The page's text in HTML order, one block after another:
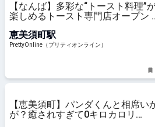
【なんば】多彩な“トースト料理”
楽しめるトースト専門店オープン |
恵美須町駅
PrettyOnline（プリティオンライン）
【恵美須町】パンダくんと相席い
が？癒されすぎて0キロカロリ